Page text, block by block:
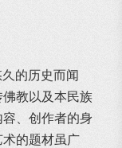
的历史而闻
教以及本民族
、创作者的身
的题材虽广